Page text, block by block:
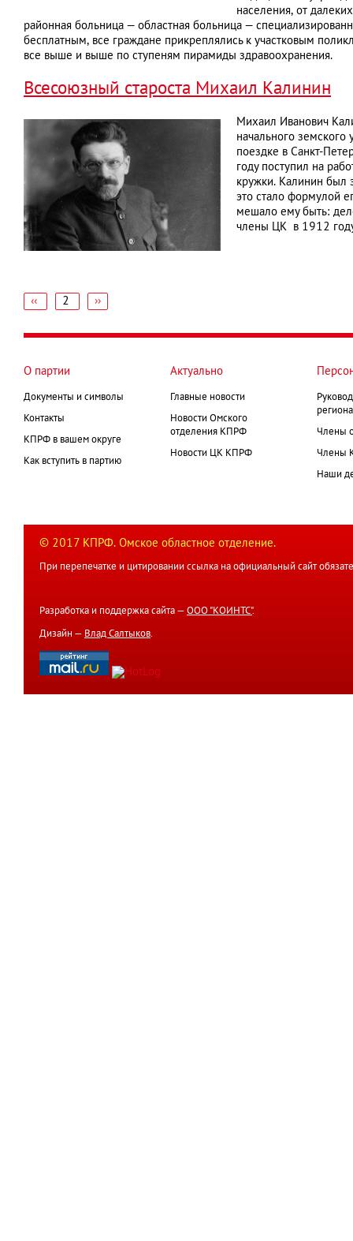
населения, от
районная больница — областная больница —
бесплатным, все граждане прикреплялись к участковым
все выше и выше по ступеням пирамиды здравоохранения.
Всесоюзный староста Михаил Калинин
Михаил Иванович
начального
поездке в Санкт-
году поступил на
кружки. Калинин был
это стало формулой
мешало ему быть:
члены ЦК в 1912
страниц
←
‹‹ 2
Следующая
››
О партии
Документы и символы
Контакты
КПРФ в вашем округе
Как вступить в партию
Актуально
Главные новости
Новости Омского
отделения КПРФ
Новости ЦК КПРФ
Члены
Члены
Наши
© 2017 КПРФ. Омское областное отделение.
При перепечатке и цитировании ссылка на официальный сайт
Разработка и поддержка сайта — ООО "КОИНТС".
Дизайн — Влад Салтыков.